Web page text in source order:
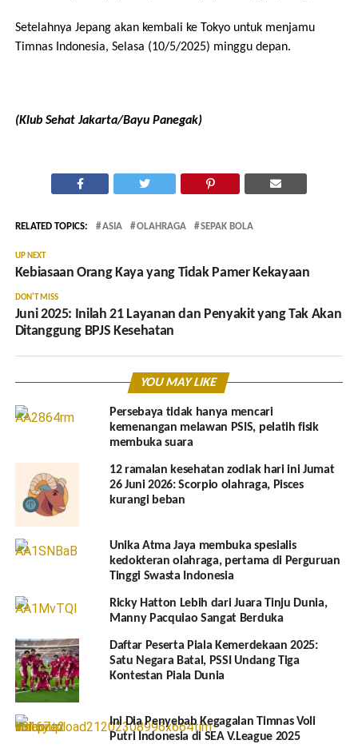
Setelahnya Jepang akan kembali ke Tokyo untuk menjamu
Timnas Indonesia, Selasa (10/5/2025) minggu depan.
(Klub Sehat Jakarta/Bayu Panegak)
RELATED TOPICS: ASIA OLAHRAGA SEPAK BOLA
UP NEXT
Kebiasaan Orang Kaya yang Tidak Pamer Kekayaan
DON'T MISS
Juni 2025: Inilah 21 Layanan dan Penyakit yang Tak Akan
Ditanggung BPJS Kesehatan
YOU MAY LIKE
Persebaya tidak hanya mencari
kemenangan melawan PSIS, pelatih fisik
membuka suara
12 ramalan kesehatan zodiak hari ini Jumat
26 Juni 2026: Scorpio olahraga, Pisces
kurangi beban
Unika Atma Jaya membuka spesialis
kedokteran olahraga, pertama di Perguruan
Tinggi Swasta Indonesia
Ricky Hatton Lebih dari Juara Tinju Dunia,
Manny Pacquiao Sangat Berduka
Daftar Peserta Piala Kemerdekaan 2025:
Satu Negara Batal, PSSI Undang Tiga
Kontestan Piala Dunia
Ini Dia Penyebab Kegagalan Timnas Voli
Putri Indonesia di SEA V.League 2025